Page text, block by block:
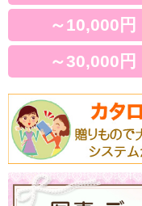
～10,000円
～30,000円